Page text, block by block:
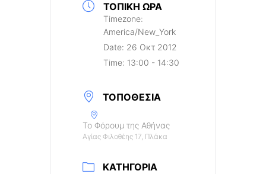
ΤΟΠΙΚΉ ΏΡΑ
Timezone:
America/New_York
Date: 26 Οκτ 2012
Time: 13:00 - 14:30
ΤΟΠΟΘΕΣΊΑ
Το Φόρουμ της Αθήνας
Αγίας Φιλοθέης 17, Πλάκα
ΚΑΤΗΓΟΡΊΑ